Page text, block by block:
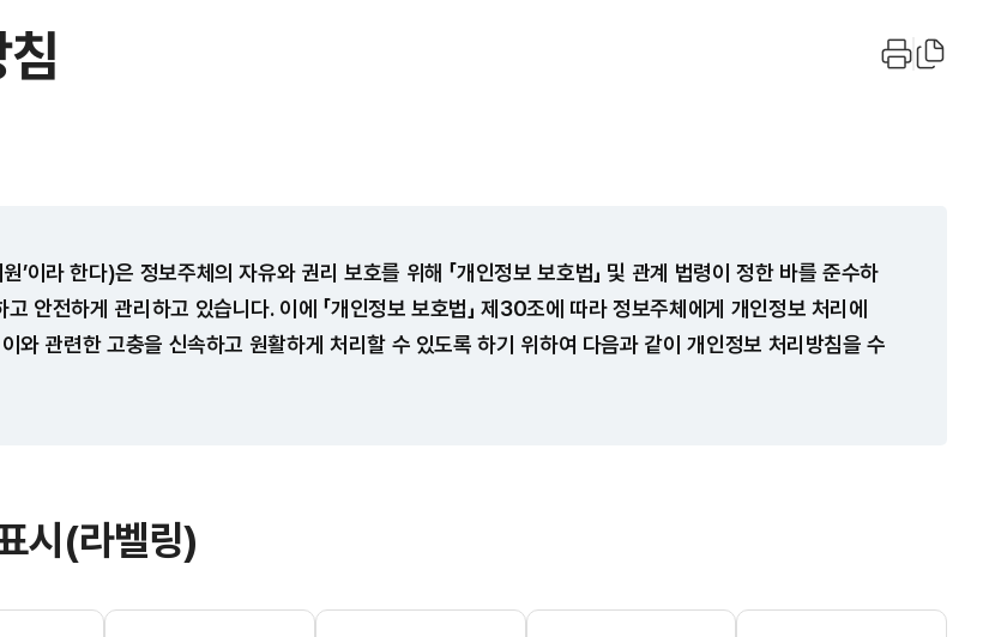
’이라 한다)은 정보주체의 자유와 권리 보호를 위해 「개인정보 보호법」 및 관계 법령이 정한 바를 준수하
안전하게 관리하고 있습니다. 이에 「개인정보 보호법」 제30조에 따라 정보주체에게 개인정보 처리에
와 관련한 고충을 신속하고 원활하게 처리할 수 있도록 하기 위하여 다음과 같이 개인정보 처리방침을 수
시(라벨링)